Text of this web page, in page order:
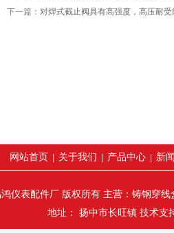
下一篇： 对焊式截止阀具有高强度，高压耐受
网站首页 关于我们 产品中心| 新
仪表配件厂 版权所有 主营：铸钢穿
地址： 扬中市长旺镇 技术支